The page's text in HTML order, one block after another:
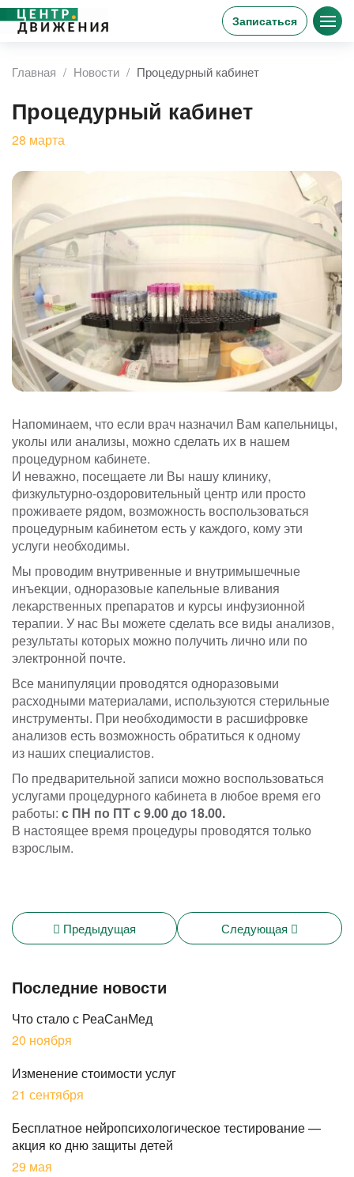
Записаться
Главная Новости Процедурный кабинет
Процедурный кабинет
28 марта
Напоминаем, что если врач назначил Вам капельницы,
уколы или анализы, можно сделать их в нашем
процедурном кабинете.
И неважно, посещаете ли Вы нашу клинику,
физкультурно-оздоровительный центр или просто
проживаете рядом, возможность воспользоваться
процедурным кабинетом есть у каждого, кому эти
услуги необходимы.
Мы проводим внутривенные и внутримышечные
инъекции, одноразовые капельные вливания
лекарственных препаратов и курсы инфузионной
терапии. У нас Вы можете сделать все виды анализов,
результаты которых можно получить лично или по
электронной почте.
Все манипуляции проводятся одноразовыми
расходными материалами, используются стерильные
инструменты. При необходимости в расшифровке
анализов есть возможность обратиться к одному
из наших специалистов.
По предварительной записи можно воспользоваться
услугами процедурного кабинета в любое время его
работы: с ПН по ПТ с 9.00 до 18.00.
В настоящее время процедуры проводятся только
взрослым.
Предыдущая Следующая
Последние новости
Что стало с РеаСанМед
20 ноября
Изменение стоимости услуг
21 сентября
Бесплатное нейропсихологическое тестирование —
акция ко дню защиты детей
29 мая